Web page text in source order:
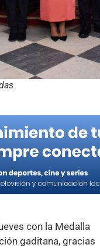
con la Medalla
gaditana, gracias